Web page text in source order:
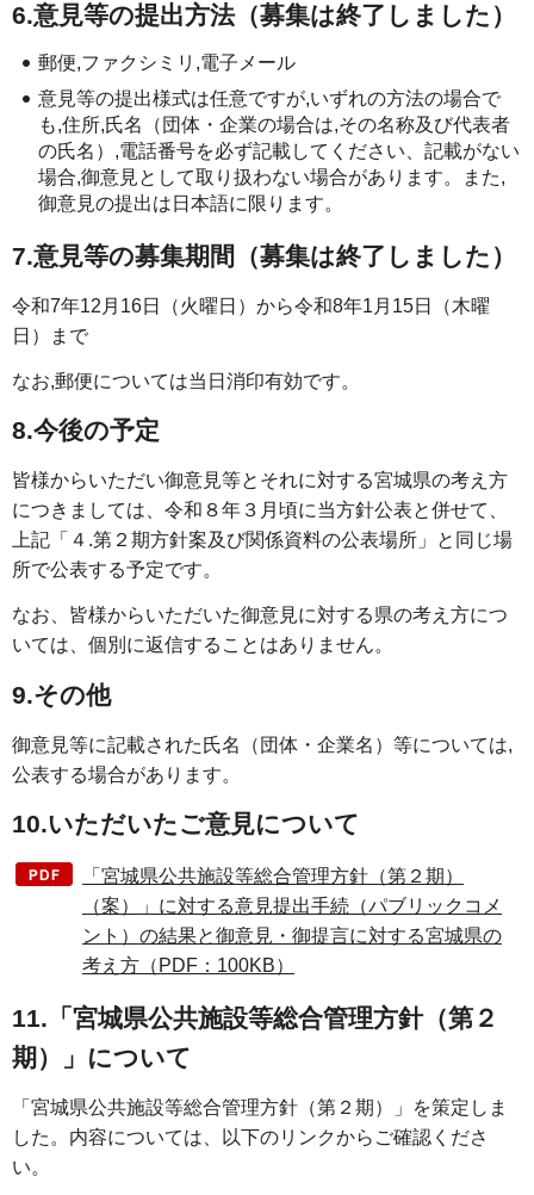
6.意見等の提出方法（募集は終了しました）
郵便,ファクシミリ,電子メール
意見等の提出様式は任意ですが,いずれの方法の場合で
も,住所,氏名（団体・企業の場合は,その名称及び代表者
の氏名）,電話番号を必ず記載してください、記載がない
場合,御意見として取り扱わない場合があります。また,
御意見の提出は日本語に限ります。
7.意見等の募集期間（募集は終了しました）
令和7年12月16日（火曜日）から令和8年1月15日（木曜
日）まで
なお,郵便については当日消印有効です。
8.今後の予定
皆様からいただい御意見等とそれに対する宮城県の考え方
につきましては、令和８年３月頃に当方針公表と併せて、
上記「４.第２期方針案及び関係資料の公表場所」と同じ場
所で公表する予定です。
なお、皆様からいただいた御意見に対する県の考え方につ
いては、個別に返信することはありません。
9.その他
御意見等に記載された氏名（団体・企業名）等については,
公表する場合があります。
10.いただいたご意見について
「宮城県公共施設等総合管理方針（第２期）
（案）」に対する意見提出手続（パブリックコメ
ント）の結果と御意見・御提言に対する宮城県の
考え方（PDF：100KB）
11.「宮城県公共施設等総合管理方針（第２
期）」について
「宮城県公共施設等総合管理方針（第２期）」を策定しま
した。内容については、以下のリンクからご確認くださ
い。